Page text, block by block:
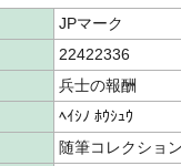
JPマーク
22422336
兵士の報酬
ﾍｲｼﾉ ﾎｳｼｭｳ
随筆コレクション